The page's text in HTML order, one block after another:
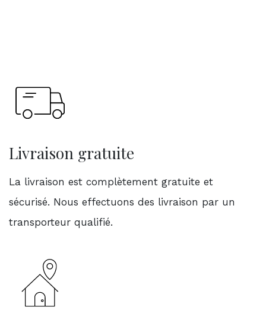
Livraison gratuite
La livraison est complètement gratuite et
sécurisé. Nous effectuons des livraison par un
transporteur qualifié.